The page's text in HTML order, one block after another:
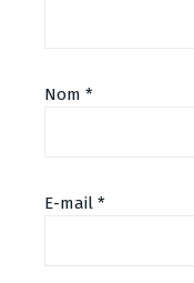
Nom *
E-mail *